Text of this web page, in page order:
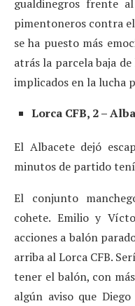
gualdinegros frente
pimentoneros contra
se ha puesto más
atrás la parcela baja
implicados en la lucha
Lorca CFB, 2 –
El Albacete dejó
minutos de partido
El conjunto
cohete. Emilio y
acciones a balón
arriba al Lorca CFB.
tener el balón, con
algún aviso que